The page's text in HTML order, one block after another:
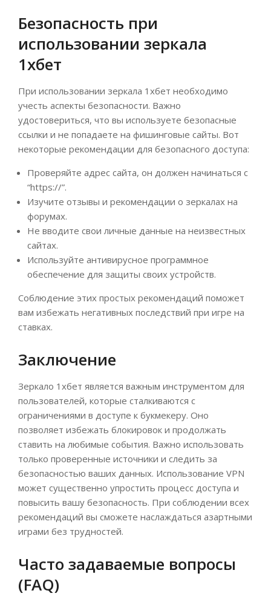
Безопасность при
использовании зеркала
1хбет
При использовании зеркала 1хбет необходимо
учесть аспекты безопасности. Важно
удостовериться, что вы используете безопасные
ссылки и не попадаете на фишинговые сайты. Вот
некоторые рекомендации для безопасного доступа:
Проверяйте адрес сайта, он должен начинаться с
“https://”.
Изучите отзывы и рекомендации о зеркалах на
форумах.
Не вводите свои личные данные на неизвестных
сайтах.
Используйте антивирусное программное
обеспечение для защиты своих устройств.
Соблюдение этих простых рекомендаций поможет
вам избежать негативных последствий при игре на
ставках.
Заключение
Зеркало 1хбет является важным инструментом для
пользователей, которые сталкиваются с
ограничениями в доступе к букмекеру. Оно
позволяет избежать блокировок и продолжать
ставить на любимые события. Важно использовать
только проверенные источники и следить за
безопасностью ваших данных. Использование VPN
может существенно упростить процесс доступа и
повысить вашу безопасность. При соблюдении всех
рекомендаций вы сможете наслаждаться азартными
играми без трудностей.
Часто задаваемые вопросы
(FAQ)